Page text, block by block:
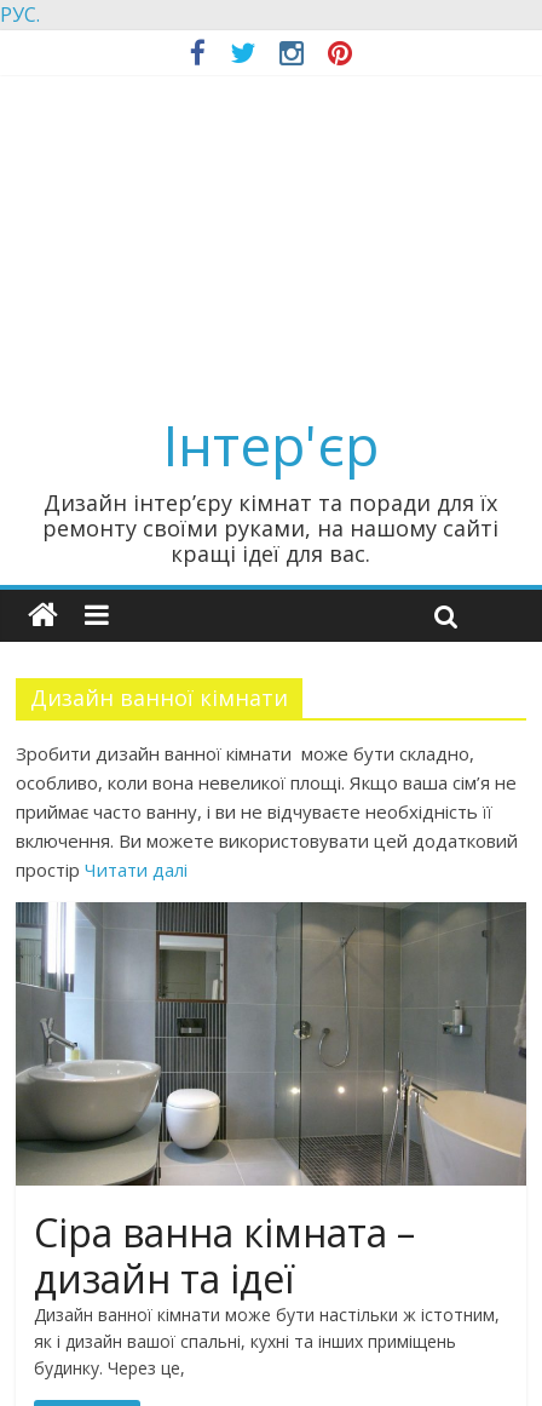
РУС.
Інтер'єр
Дизайн інтер’єру кімнат та поради для їх
ремонту своїми руками, на нашому сайті
кращі ідеї для вас.
Дизайн ванної кімнати
Зробити дизайн ванної кімнати може бути складно,
особливо, коли вона невеликої площі. Якщо ваша сім’я не
приймає часто ванну, і ви не відчуваєте необхідність її
включення. Ви можете використовувати цей додатковий
простірЧитати далі
Сіра ванна кімната –
дизайн та ідеї
Дизайн ванної кімнати може бути настільки ж істотним,
як і дизайн вашої спальні, кухні та інших приміщень
будинку. Через це,